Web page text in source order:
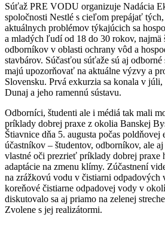
Súťaž PRE VODU organizuje Nadácia
spoločnosti Nestlé s cieľom prepájať
aktuálnych problémov týkajúcich sa
a mladých ľudí od 18 do 30 rokov, najmä
odborníkov v oblasti ochrany vôd a
stavbárov. Súčasťou súťaže sú aj
majú upozorňovať na aktuálne výzvy a
Slovensku. Prvá exkurzia sa konala v
Dunaj a jeho ramennú sústavu.
Odborníci, študenti ale i médiá tak mali
príklady dobrej praxe z okolia Banskej
Štiavnice dňa 5. augusta počas poldňovej
účastníkov – študentov, odborníkov, ale
vlastné oči prezrieť príklady dobrej praxe
adaptácie na zmenu klímy. Zúčastnení
na zrážkovú vodu v čistiarni odpadových
koreňové čistiarne odpadovej vody v
diskutovalo sa aj priamo na zelenej
Zvolene s jej realizátormi.